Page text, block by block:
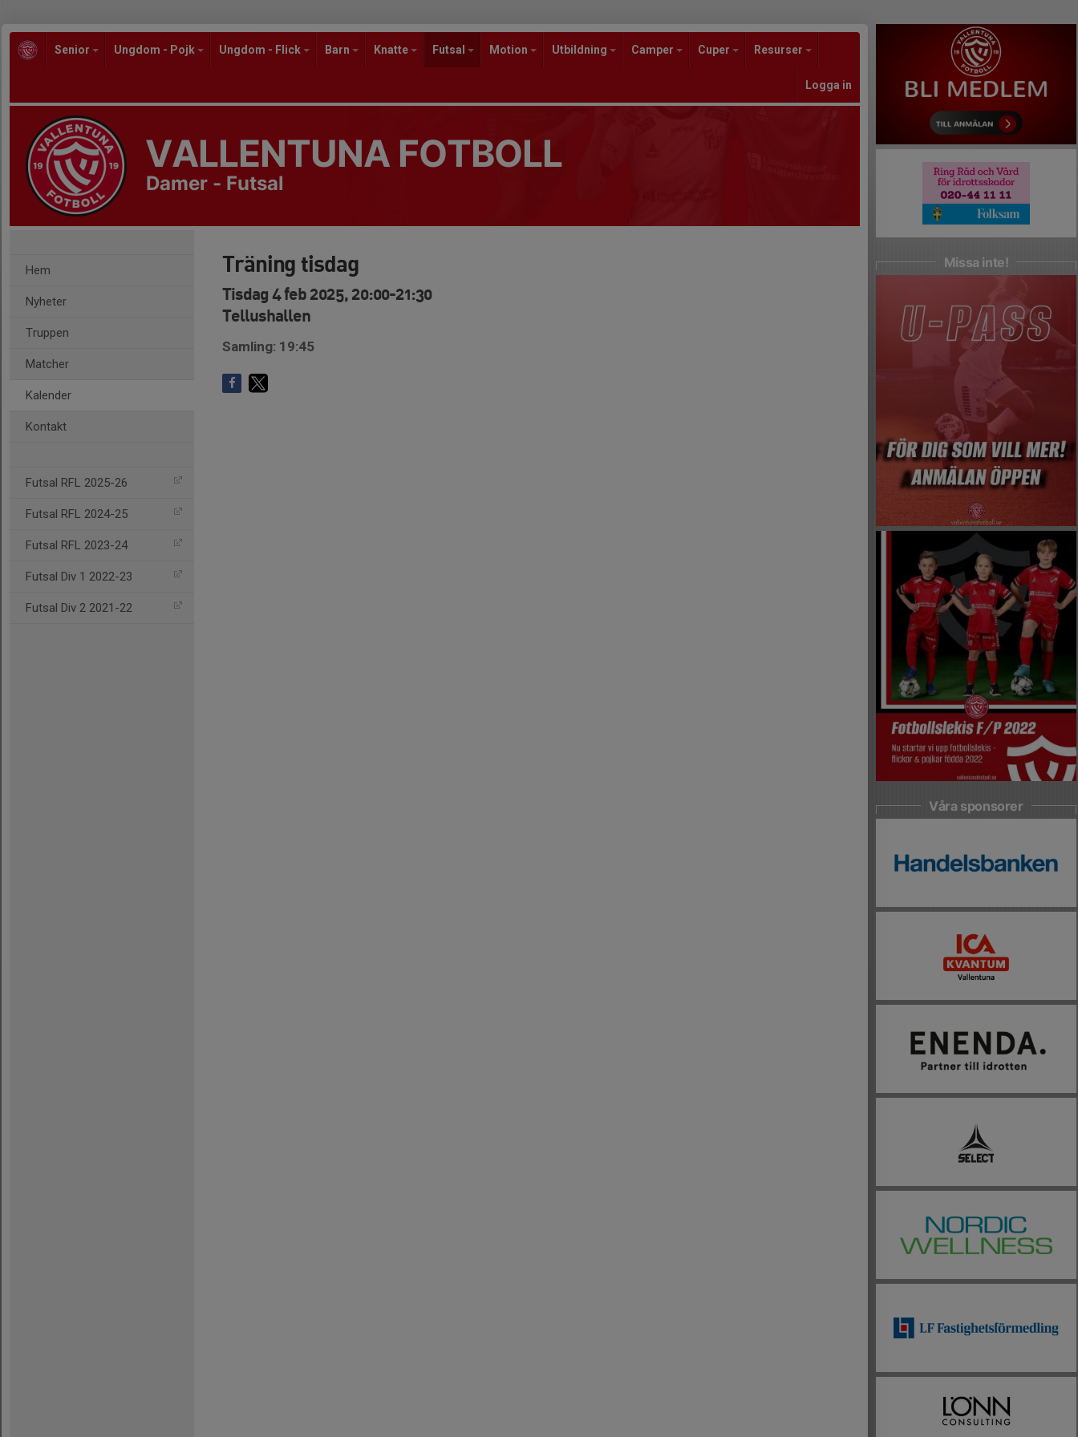
Senior Ungdom - Pojk Ungdom - Flick Barn Knatte Futsal Motion Utbildning Camper Cuper Resurser
Logga in
VALLENTUNA FOTBOLL
Damer - Futsal
Hem
Nyheter
Truppen
Matcher
Kalender
Kontakt
Futsal RFL 2025-26
Futsal RFL 2024-25
Futsal RFL 2023-24
Futsal Div 1 2022-23
Futsal Div 2 2021-22
Träning tisdag
Tisdag 4 feb 2025, 20:00-21:30
Tellushallen
Samling: 19:45
Missa inte!
Våra sponsorer